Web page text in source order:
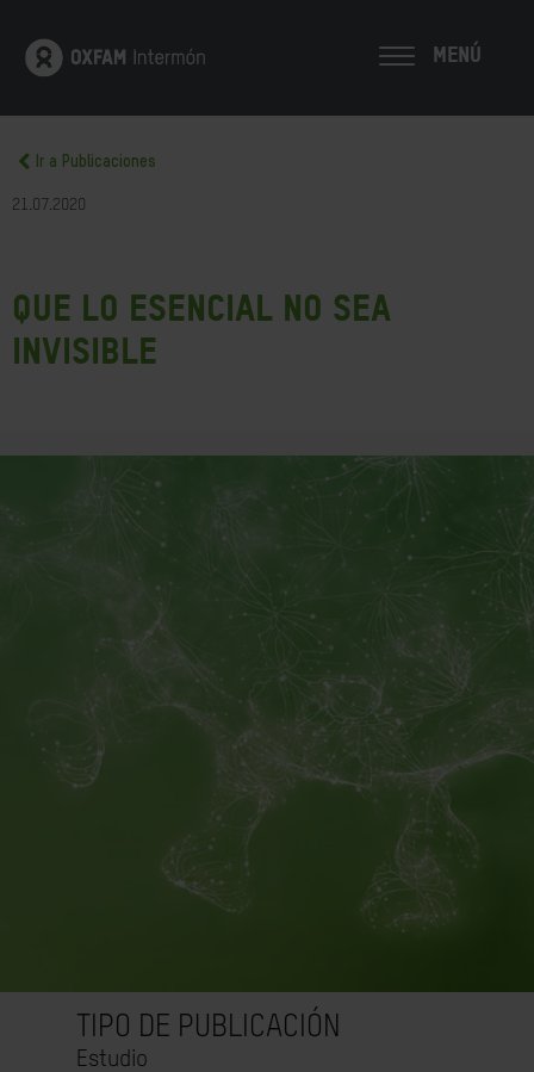
MENÚ
Ir a Publicaciones
21.07.2020
Que lo esencial no sea
invisible
TIPO DE PUBLICACIÓN
Estudio